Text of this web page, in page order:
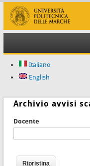
Italiano
English
Archivio avvisi
Docente